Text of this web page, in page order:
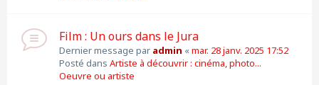
Film : Un ours dans le Jura
Dernier message par admin «mar. 28 janv. 2025 17:52
Posté dans Artiste à découvrir : cinéma, photo...
Oeuvre ou artiste